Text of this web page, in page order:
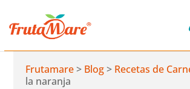
Frutamare> Blog> Recetas de
la naranja